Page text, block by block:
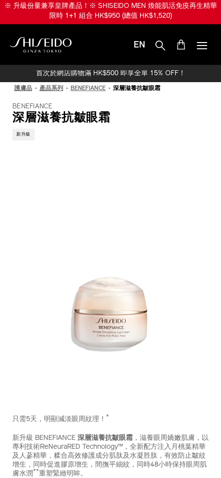
跳※ 升級份量兼享皇牌產品！※ SHISEIDO MEN 煥能肌活免疫再生精華
限時 1+1 組合 HK$950 (總值 HK$1,520)
EN
首次於網店購物滿 HK$500 即享全單 15% OFF！
護膚品 產品系列 BENEFIANCE 深層滋養抗皺眼霜
BENEFIANCE
深層滋養抗皺眼霜
新升級
10120857201_hk.html
編
10120857201_hk
只需5天，明顯減淡眼周紋理！ *
新升級 BENEFIANCE 深層滋養抗皺眼霜 ，滋養眼周嬌嫩肌膚，以
專利技術ReNeuraRED Technology™，全新配方注入月桃葉精華
及人蔘精華，糅合高效修護成分肌肽及水凝胜肽，有效防止皺紋
增生，同時促進膠原增生，間撫平細紋，同時48小時保持眼周肌
膚水潤**重塑緊緻明眸。